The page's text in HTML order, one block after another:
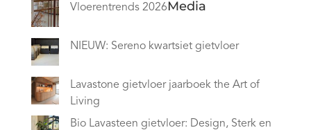
Vloerentrends 2026
NIEUW: Sereno kwartsiet gietvloer
Lavastone gietvloer jaarboek the Art of
Living
Bio Lavasteen gietvloer: Design, Sterk en
Media